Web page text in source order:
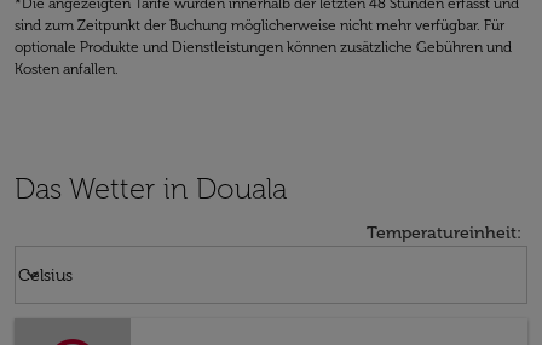
*Die angezeigten Tarife wurden innerhalb der letzten 48 Stunden erfasst und
sind zum Zeitpunkt der Buchung möglicherweise nicht mehr verfügbar. Für
optionale Produkte und Dienstleistungen können zusätzliche Gebühren und
Kosten anfallen.
Das Wetter in Douala
Temperatureinheit:
Celsius
keyboard_arrow_down